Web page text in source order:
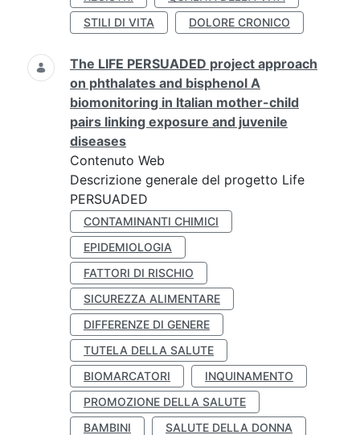
STILI DI VITA
DOLORE CRONICO
The LIFE PERSUADED project approach
on phthalates and bisphenol A
biomonitoring in Italian mother-child
pairs linking exposure and juvenile
diseases
Contenuto Web
Descrizione generale del progetto Life
PERSUADED
CONTAMINANTI CHIMICI
EPIDEMIOLOGIA
FATTORI DI RISCHIO
SICUREZZA ALIMENTARE
DIFFERENZE DI GENERE
TUTELA DELLA SALUTE
BIOMARCATORI
INQUINAMENTO
PROMOZIONE DELLA SALUTE
BAMBINI
SALUTE DELLA DONNA